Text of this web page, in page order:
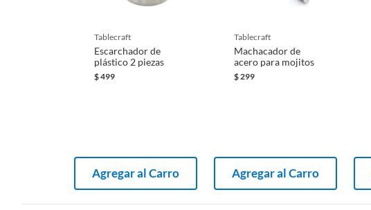
tablecraft
Escarchador de
plástico 2 piezas
$499
Agregar al Carro
tablecraft
Machacador de
acero para mojitos
$ 299
Agregar al Carro